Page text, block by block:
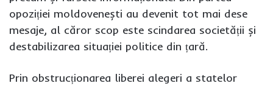
opoziției moldovenești au devenit tot mai dese
mesaje, al căror scop este scindarea societății și
destabilizarea situației politice din țară.
Prin obstrucționarea liberei alegeri a statelor